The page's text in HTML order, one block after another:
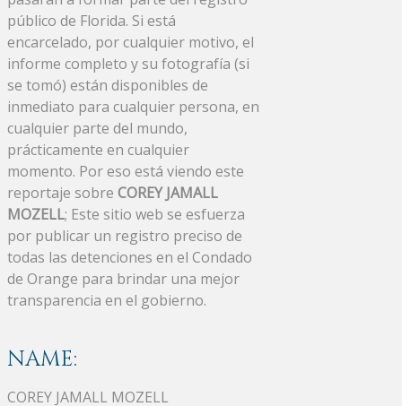
público de Florida. Si está
encarcelado, por cualquier motivo, el
informe completo y su fotografía (si
se tomó) están disponibles de
inmediato para cualquier persona, en
cualquier parte del mundo,
prácticamente en cualquier
momento. Por eso está viendo este
reportaje sobre COREY JAMALL
MOZELL; Este sitio web se esfuerza
por publicar un registro preciso de
todas las detenciones en el Condado
de Orange para brindar una mejor
transparencia en el gobierno.
NAME:
COREY JAMALL MOZELL